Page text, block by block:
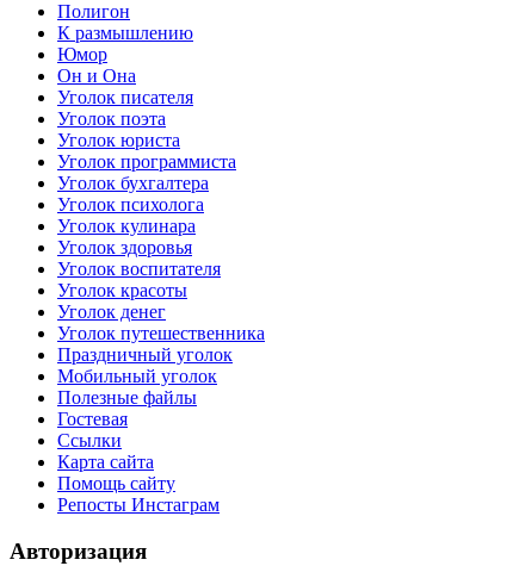
Полигон
К размышлению
Юмор
Он и Она
Уголок писателя
Уголок поэта
Уголок юриста
Уголок программиста
Уголок бухгалтера
Уголок психолога
Уголок кулинара
Уголок здоровья
Уголок воспитателя
Уголок красоты
Уголок денег
Уголок путешественника
Праздничный уголок
Мобильный уголок
Полезные файлы
Гостевая
Ссылки
Карта сайта
Помощь сайту
Репосты Инстаграм
Авторизация